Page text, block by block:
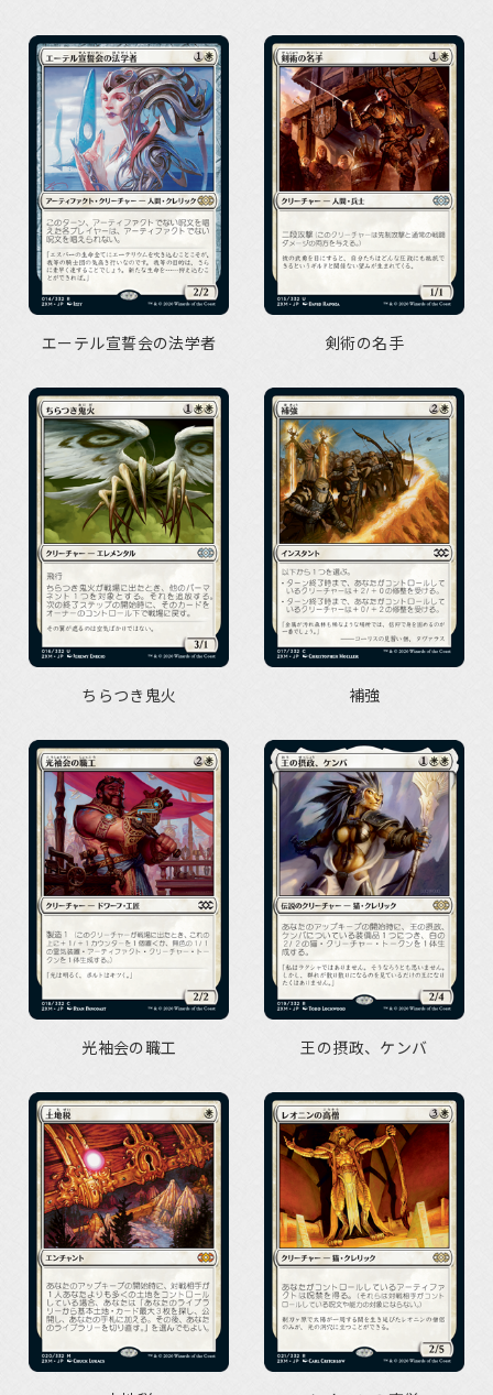
エーテル宣誓会の法学者 剣術の名手
ちらつき鬼火 補強
光袖会の職工 王の摂政、ケンバ